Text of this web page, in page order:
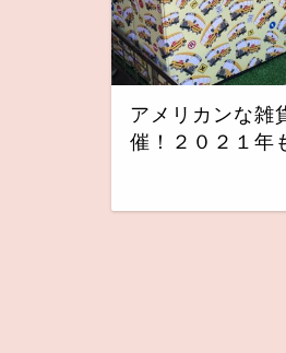
アメリカンな雑
催！２０２１年